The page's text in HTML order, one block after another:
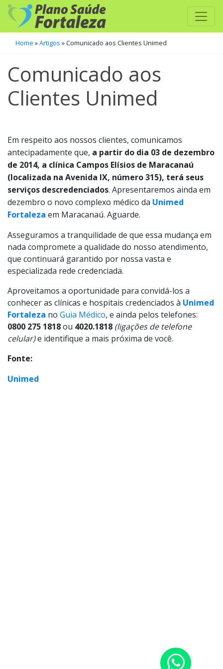
Home »Artigos »Comunicado aos Clientes Unimed
Comunicado aos
Clientes Unimed
Em respeito aos nossos clientes, comunicamos
antecipadamente que, a partir do dia 03 de dezembro
de 2014, a clínica Campos Elísios de Maracanaú
(localizada na Avenida IX, número 315), terá seus
serviços descredenciados. Apresentaremos ainda em
dezembro o novo complexo médico da Unimed
Fortaleza em Maracanaú. Aguarde.
Asseguramos a tranquilidade de que essa mudança em
nada compromete a qualidade do nosso atendimento,
que continuará garantido por nossa vasta e
especializada rede credenciada.
Aproveitamos a oportunidade para convidá-los a
conhecer as clínicas e hospitais credenciados à Unimed
Fortaleza no Guia Médico, e ainda pelos telefones:
0800 275 1818ou 4020.1818 (ligações de telefone
celular)e identifique a mais próxima de você.
Fonte:
Unimed